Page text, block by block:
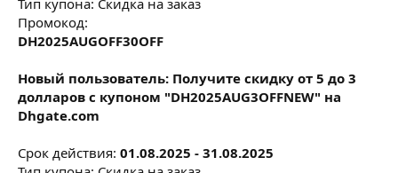
Промокод:
DH2025AUGOFF30OFF
Новый пользователь: Получите скидку от 5 до 3
долларов с купоном "DH2025AUG3OFFNEW" на
Dhgate.com
Срок действия: 01.08.2025 - 31.08.2025